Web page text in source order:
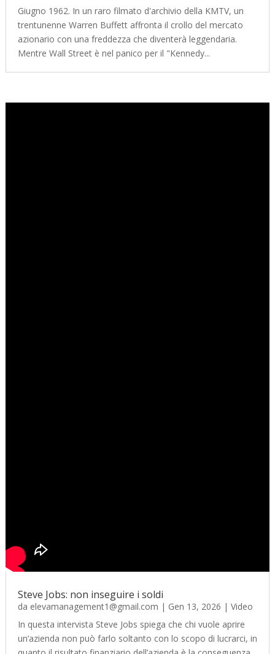
Giugno 1962. In un raro filmato d'archivio della KMTV, un
trentunenne Warren Buffett affronta il crollo del mercato
azionario con una freddezza che diventerà leggendaria.
Mentre Wall Street è nel panico per il "Kennedy...
Steve Jobs: non inseguire i soldi
da elevamanagement1@gmail.com | Gen 13, 2026 | Video
In questa intervista Steve Jobs spiega che chi vuole aprire
un’azienda non può farlo soltanto con lo scopo di lucrarci, in